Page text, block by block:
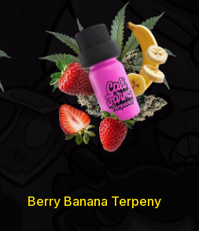
Berry Banana Terpeny